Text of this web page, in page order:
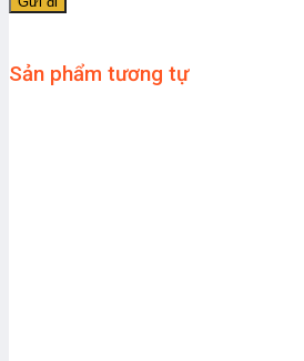
Sản phẩm tương tự